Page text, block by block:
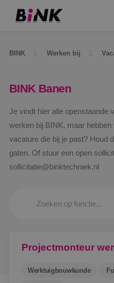
BINK Werken bij
BINK Banen
Je vindt hier alle openstaande
werken bij BINK, maar
vacature die bij je past? Houd
gaten. Of stuur een open
sollicitatie@binktechniek.nl
Projectmonteur
Werktuigbouwkunde